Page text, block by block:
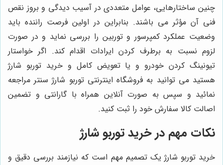
چنین ساختارهایی، عوامل متعددی در آسیب دیدگی و بروز نقص
فنی آن مؤثر می باشند. بنابراین در اولین فرصت راننده باید
وضعیت عملکرد کمپرسور و توربین را بررسی نماید و در صورت
لزوم نسبت به برطرف کردن ایرادات اقدام کند. اگر خواستار
تیونینگ کردن خودرو و یا تعویض کامل و خرید توربو شارژ
هستید می توانید به فروشگاه اینترنتی توربو شارژ سنتر مراجعه
نمائید و سپس به صورت آنلاین همراه با گارانتی و تضمین
اصالت کالا سفارش خود را ثبت کنید.
نکات مهم در خرید توربو شارژ
خرید توربو شارژ یک تصمیم مهم است که نیازمند بررسی دقیق و